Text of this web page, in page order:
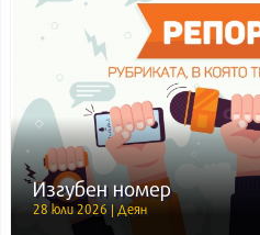
Изгубен номер
28 юли 2026 | Деян